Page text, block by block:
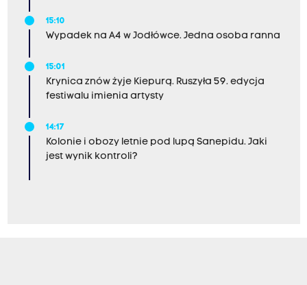
15:10
Wypadek na A4 w Jodłówce. Jedna osoba ranna
15:01
Krynica znów żyje Kiepurą. Ruszyła 59. edycja
festiwalu imienia artysty
14:17
Kolonie i obozy letnie pod lupą Sanepidu. Jaki
jest wynik kontroli?